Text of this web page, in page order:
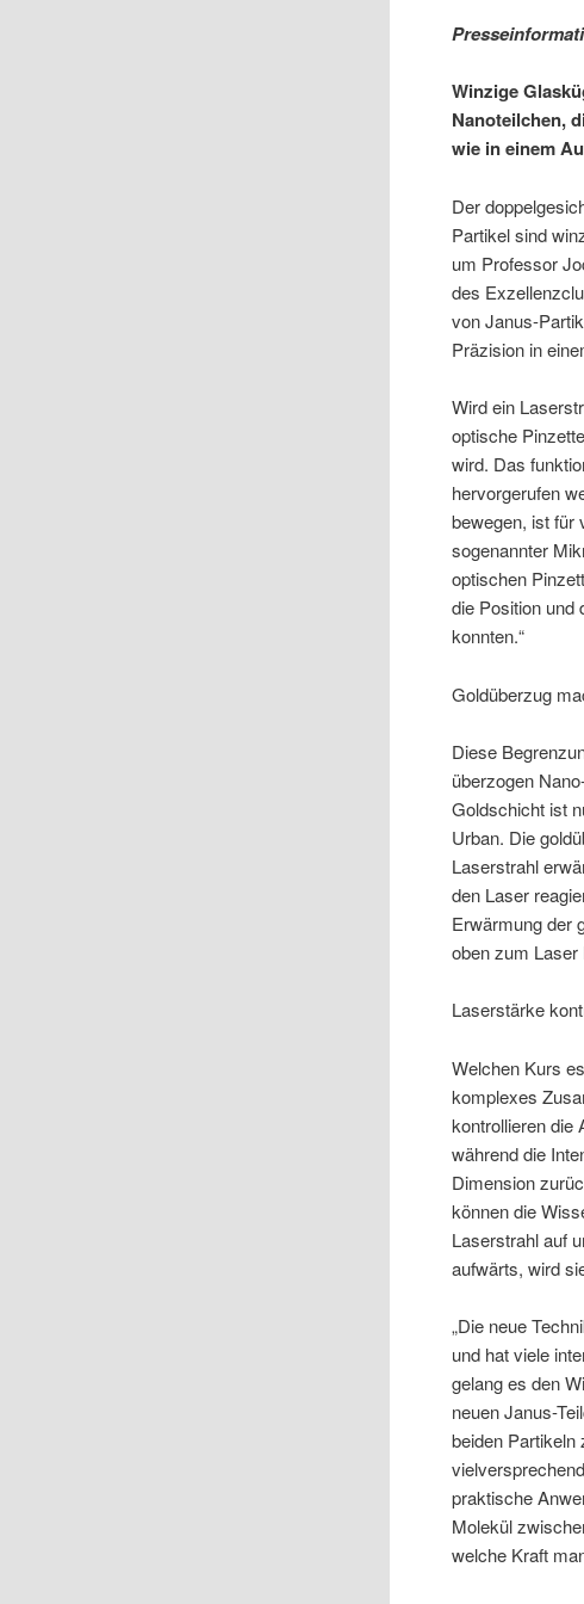
Winzige
Nanoteilchen,
wie in einem
Der
Partikel sind
um Professor
des
von Janus-
Präzision in
Wird ein
optische
wird. Das
hervorgerufen
bewegen, ist für
sogenannter
optischen
die Position und
konnten.“
Goldüberzug
Diese
überzogen
Goldschicht ist
Urban. Die
Laserstrahl
den Laser
Erwärmung der
oben zum Laser
Laserstärke
Welchen Kurs
komplexes
kontrollieren die
während die
Dimension
können die
Laserstrahl auf
aufwärts, wird
„Die neue
und hat viele
gelang es den
neuen Janus-
beiden Partikeln
praktische
Molekül
welche Kraft